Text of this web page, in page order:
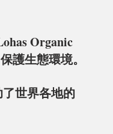
has Organic
護生態環境。
世界各地的